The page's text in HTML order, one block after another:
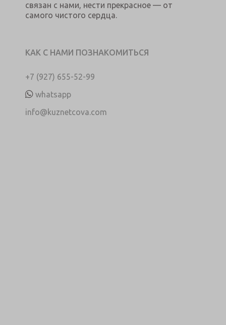
связан с нами, нести прекрасное — от
самого чистого сердца.
КАК С НАМИ ПОЗНАКОМИТЬСЯ
+7 (927) 655-52-99
whatsapp
info@kuznetcova.com